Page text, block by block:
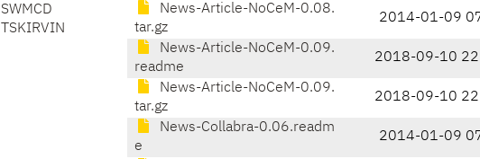
SWMCD
TSKIRVIN
News-Article-NoCeM-0.08.
tar.gz
2014-01-09
News-Article-NoCeM-0.09.
readme
2018-09-10
News-Article-NoCeM-0.09.
tar.gz
2018-09-10
News-Collabra-0.06.readm
e
2014-01-09